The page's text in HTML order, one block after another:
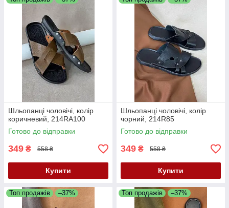
Шльопанці чоловічі, колір
коричневий, 214RA100
Готово до відправки
349 ₴ 558 ₴
Купити
Шльопанці чоловічі, колір
чорний, 214R85
Готово до відправки
349 ₴ 558 ₴
Купити
Топ продажів –37% Топ продажів –37%